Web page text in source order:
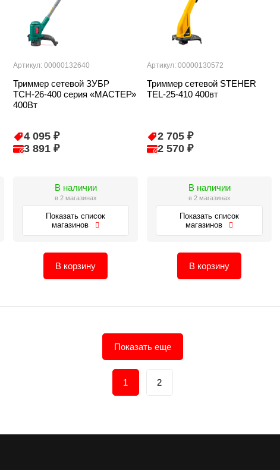
Артикул: 00000132640
Триммер сетевой ЗУБР
ТСН-26-400 серия «МАСТЕР»
400Вт
4 095 ₽
3 891 ₽
В наличии
в 2 магазинах
Показать список
магазинов
В корзину
Артикул: 00000130572
Триммер сетевой STEHER
TEL-25-410 400вт
2 705 ₽
2 570 ₽
В наличии
в 2 магазинах
Показать список
магазинов
В корзину
Показать еще
1 2